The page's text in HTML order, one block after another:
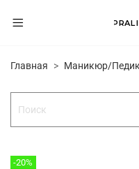
Главная Маникюр/
-20%